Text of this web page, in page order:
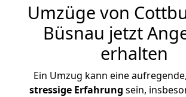
Umzüge von
Büsnau jetzt
erhalten
Ein Umzug kann eine
stressige Erfahrung sein,